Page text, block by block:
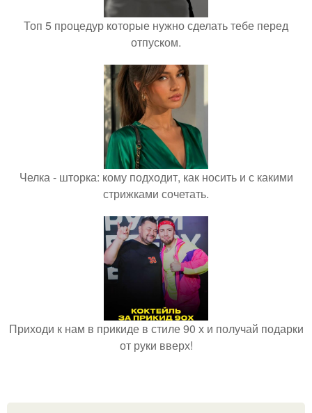
Топ 5 процедур которые нужно сделать тебе перед
отпуском.
Челка - шторка: кому подходит, как носить и с какими
стрижками сочетать.
Приходи к нам в прикиде в стиле 90 х и получай подарки
от руки вверх!